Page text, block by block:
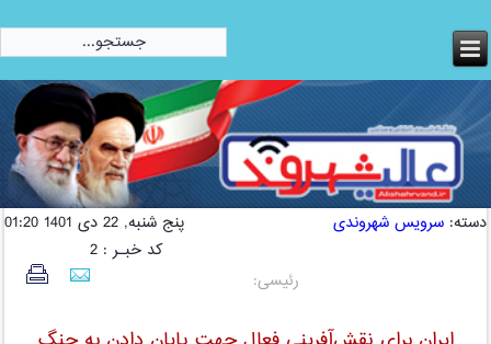
دسته:سرویس شهروندی
پنج شنبه, 22 دی 1401 01:20
کد خبـر : 2
رئیسی: